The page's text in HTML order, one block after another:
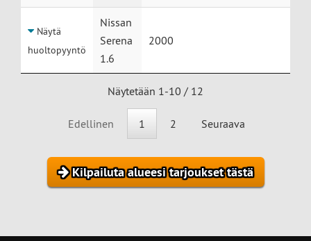
Näytä
huoltopyyntö
Nissan
Serena
1.6
2000
Näytetään 1-10 / 12
Edellinen 1 2 Seuraava
Kilpailuta alueesi tarjoukset tästä